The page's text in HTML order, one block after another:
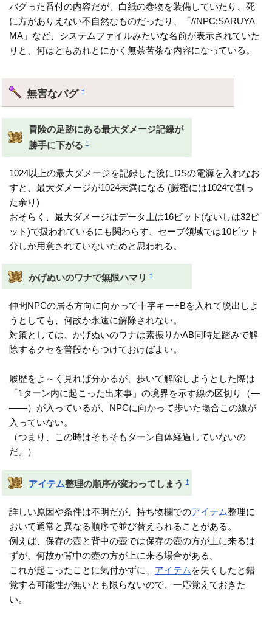
バグった番付の内容だが、白紙の巻物を装備していたり、死
に方がありえない不自然なものだったり、「//NPC:SARUYA
MA」など、システムファイルみたいな名前が表示されていた
りと、何はともあれとにかく無茶苦茶な内容になっている。
無害なバグ†
冒険の足跡にある最大ダメージ記録が
勝手に下がる †
1024以上の最大ダメージを記録した後にDSの電源を入れなお
すと、最大ダメージが1024未満になる (厳密には1024で割っ
た余り)
おそらく、最大ダメージはデータ上は16ビット(ないしは32ビ
ット)で扱われているにも関わらす、セーブ領域では10ビット
分しか用意されていないためと思われる。
かげぬいのワナで無限ハマリ †
仲間NPCの居る方向に向かって十字キー+Bを入れて脱出しよ
うとしても、何故か永遠に解除されない。
対策としては、かげぬいのワナは素振りかAB同時足踏みで解
除するクセを普段からつけておけばよい。
履歴をよ～く見れば分かるが、歩いて解除しようとした際は
「1ターン内に起こった出来事」の境界を示す線の区切り（―
――）が入っているが、NPCに向かって歩いた場合この線が
入っていない。
（つまり、この時はそもそもターン自体経過していないの
だ。）
アイテム整理の順序が変わってしまう †
詳しい原因や条件は不明だが、持ち物欄でのアイテム整理に
おいて通常と異なる順序で並び替えられることがある。
例えば、保存の壺と背中の壺では保存の壺の方が上に来るは
ずが、何故か背中の壺の方が上に来る場合がある。
これが起こったことに気付かずに、 アイテム を失くしたと錯
覚する可能性が無いとも限らないので、一応覚えておきた
い。